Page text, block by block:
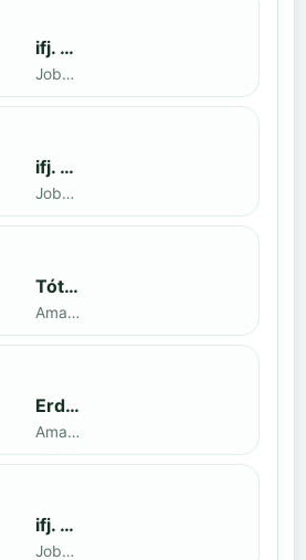
ifj. Benedek Zoltán
Jobbak · döntős: Kende Mátyás
ifj. Benedek Zoltán
Jobbak · döntős: Marko Novkov
Tóth Benett
Amatőr · döntős: ifj. Benedek Zoltán
Erdal Demirci
Amatőr · döntős: Enyedi Gergely
ifj. Benedek Zoltán
Jobbak · döntős: Szatmári István